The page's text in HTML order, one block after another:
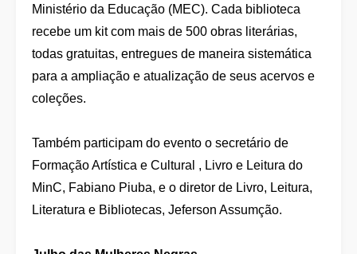
Ministério da Educação (MEC). Cada biblioteca
recebe um kit com mais de 500 obras literárias,
todas gratuitas, entregues de maneira sistemática
para a ampliação e atualização de seus acervos e
coleções.
Também participam do evento o secretário de
Formação Artística e Cultural , Livro e Leitura do
MinC, Fabiano Piuba, e o diretor de Livro, Leitura,
Literatura e Bibliotecas, Jeferson Assumção.